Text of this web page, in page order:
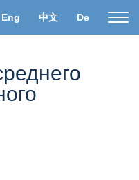
Eng 中文 De